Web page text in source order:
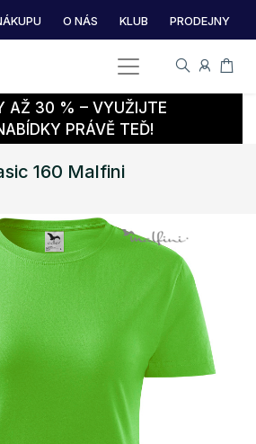
O NÁS KLUB PRODEJNY
AŽ 30 % – VYUŽIJTE
PRÁVĚ TEĎ!
160 Malfini